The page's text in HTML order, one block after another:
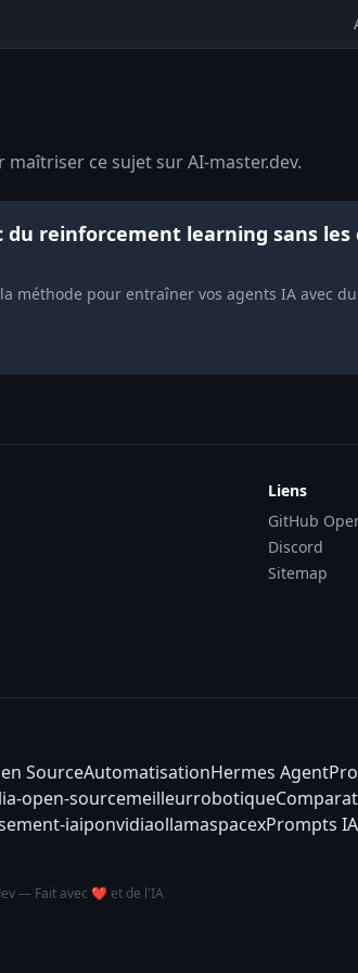
ce sujet sur AI-master.dev.
du reinforcement learning sans
méthode pour entraîner vos agents IA avec
Liens
GitHub
Discord
Sitemap
SourceAutomatisationHermes Agent
ia-open-sourcemeilleurrobotique
iaiponvidiaollamaspacexPrompts IA
— Fait avec ❤️ et de l'IA